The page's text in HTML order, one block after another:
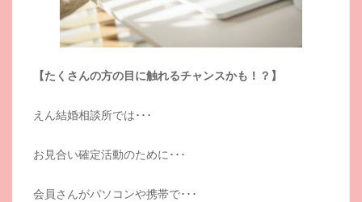
【たくさんの方の目に触れるチャンスかも！？】
えん結婚相談所では･･･
お見合い確定活動のために･･･
会員さんがパソコンや携帯で･･･